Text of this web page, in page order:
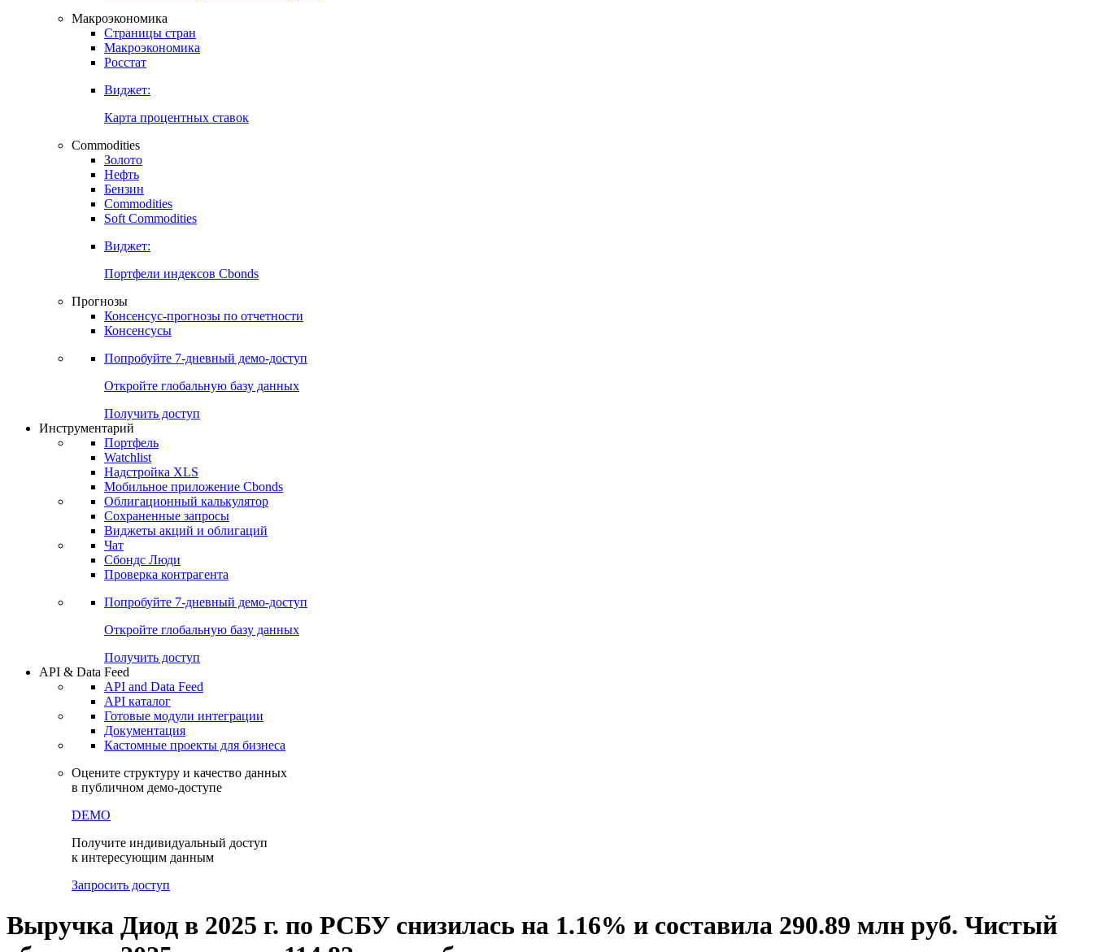
Макроэкономика
Страницы стран
Макроэкономика
Росстат
Виджет:
Карта процентных ставок
Commodities
Золото
Нефть
Бензин
Commodities
Soft Commodities
Виджет:
Портфели индексов Cbonds
Прогнозы
Консенсус-прогнозы по отчетности
Консенсусы
Попробуйте 7-дневный демо-доступ
Откройте глобальную базу данных
Получить доступ
Инструментарий
Портфель
Watchlist
Надстройка XLS
Мобильное приложение Cbonds
Облигационный калькулятор
Сохраненные запросы
Виджеты акций и облигаций
Чат
Сбондс Люди
Проверка контрагента
Попробуйте 7-дневный демо-доступ
Откройте глобальную базу данных
Получить доступ
API & Data Feed
API and Data Feed
API каталог
Готовые модули интеграции
Документация
Кастомные проекты для бизнеса
Оцените структуру и качество данных
в публичном демо-доступе
DEMO
Получите индивидуальный доступ
к интересующим данным
Запросить доступ
Выручка Диод в 2025 г. по РСБУ снизилась на 1.16% и составила 290.89 млн руб. Чистый